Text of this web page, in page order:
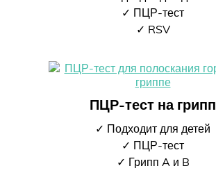
✓ ПЦР-тест
✓ RSV
ПЦР-тест на грипп
✓ Подходит для детей
✓ ПЦР-тест
✓ Грипп A и B